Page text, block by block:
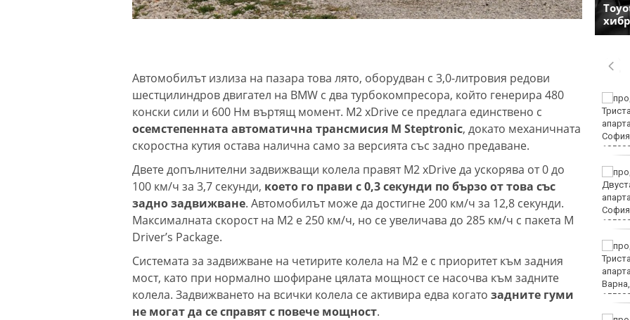
Автомобилът излиза на пазара това лято, оборудван с 3,0-литровия редови
шестцилиндров двигател на BMW с два турбокомпресора, който генерира 480
конски сили и 600 Нм въртящ момент. M2 xDrive се предлага единствено с
осемстепенната автоматична трансмисия M Steptronic, докато механичната
скоростна кутия остава налична само за версията със задно предаване.
Двете допълнителни задвижващи колела правят M2 xDrive да ускорява от 0 до
100 км/ч за 3,7 секунди, което го прави с 0,3 секунди по бързо от това със
задно задвижване. Aвтомобилът може да достигне 200 км/ч за 12,8 секунди.
Максималната скорост на M2 е 250 км/ч, но се увеличава до 285 км/ч с пакета M
Driver’s Package.
Системата за задвижване на четирите колела на M2 е с приоритет към задния
мост, като при нормално шофиране цялата мощност се насочва към задните
колела. Задвижването на всички колела се активира едва когато задните гуми
не могат да се справят с повече мощност.
Пускат нови 66 спътника
в ниска околоземна
Откриха огнище на
Африканска чума по
свинете във Варненско
за култура са изплатени